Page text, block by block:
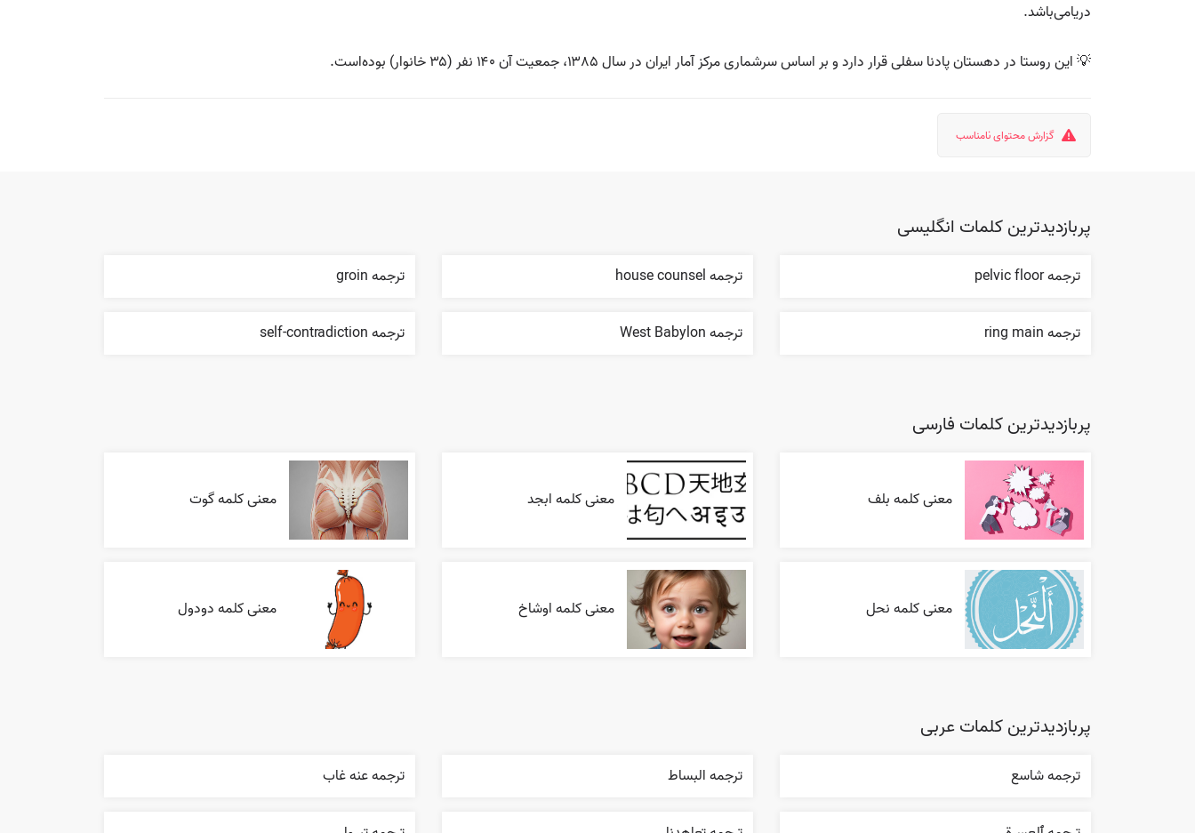
دریامی‌باشد.
💡 این روستا در دهستان پادنا سفلی قرار دارد و بر اساس سرشماری مرکز آمار ایران در سال ۱۳۸۵، جمعیت آن ۱۴۰ نفر (۳۵ خانوار) بوده‌است.
گزارش محتوای نامناسب
پربازدیدترین کلمات انگلیسی
ترجمه pelvic floor ترجمه house counsel ترجمه groin
ترجمه ring main ترجمه West Babylon ترجمه self-contradiction
پربازدیدترین کلمات فارسی
معنی کلمه بلف معنی کلمه ابجد معنی کلمه گوت
معنی کلمه نحل معنی کلمه اوشاخ معنی کلمه دودول
پربازدیدترین کلمات عربی
ترجمه شاسع ترجمه البساط ترجمه عنه غاب